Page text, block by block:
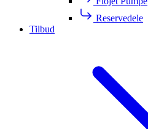
Reservedele
Tilbud